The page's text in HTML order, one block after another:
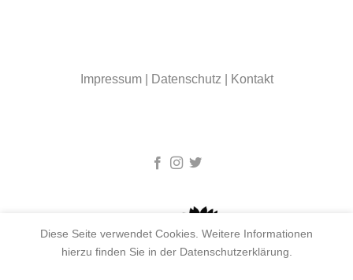
Impressum| Datenschutz Kontakt
Diese Seite verwendet Cookies. Weitere Informationen
hierzu finden Sie in der Datenschutzerklärung.